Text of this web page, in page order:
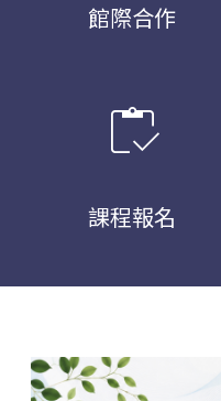
館際合作
inventory
課程報名